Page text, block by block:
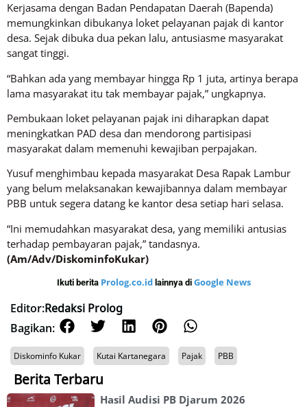
Kerjasama dengan Badan Pendapatan Daerah (Bapenda)
memungkinkan dibukanya loket pelayanan pajak di kantor
desa. Sejak dibuka dua pekan lalu, antusiasme masyarakat
sangat tinggi.
“Bahkan ada yang membayar hingga Rp 1 juta, artinya berapa
lama masyarakat itu tak membayar pajak,” ungkapnya.
Pembukaan loket pelayanan pajak ini diharapkan dapat
meningkatkan PAD desa dan mendorong partisipasi
masyarakat dalam memenuhi kewajiban perpajakan.
Yusuf menghimbau kepada masyarakat Desa Rapak Lambur
yang belum melaksanakan kewajibannya dalam membayar
PBB untuk segera datang ke kantor desa setiap hari selasa.
“Ini memudahkan masyarakat desa, yang memiliki antusias
terhadap pembayaran pajak,” tandasnya.
(Am/Adv/DiskominfoKukar)
Ikuti berita Prolog.co.id lainnya di Google News
Editor:Redaksi Prolog
Bagikan:
Diskominfo Kukar Kutai Kartanegara Pajak PBB
Berita Terbaru
Hasil Audisi PB Djarum 2026